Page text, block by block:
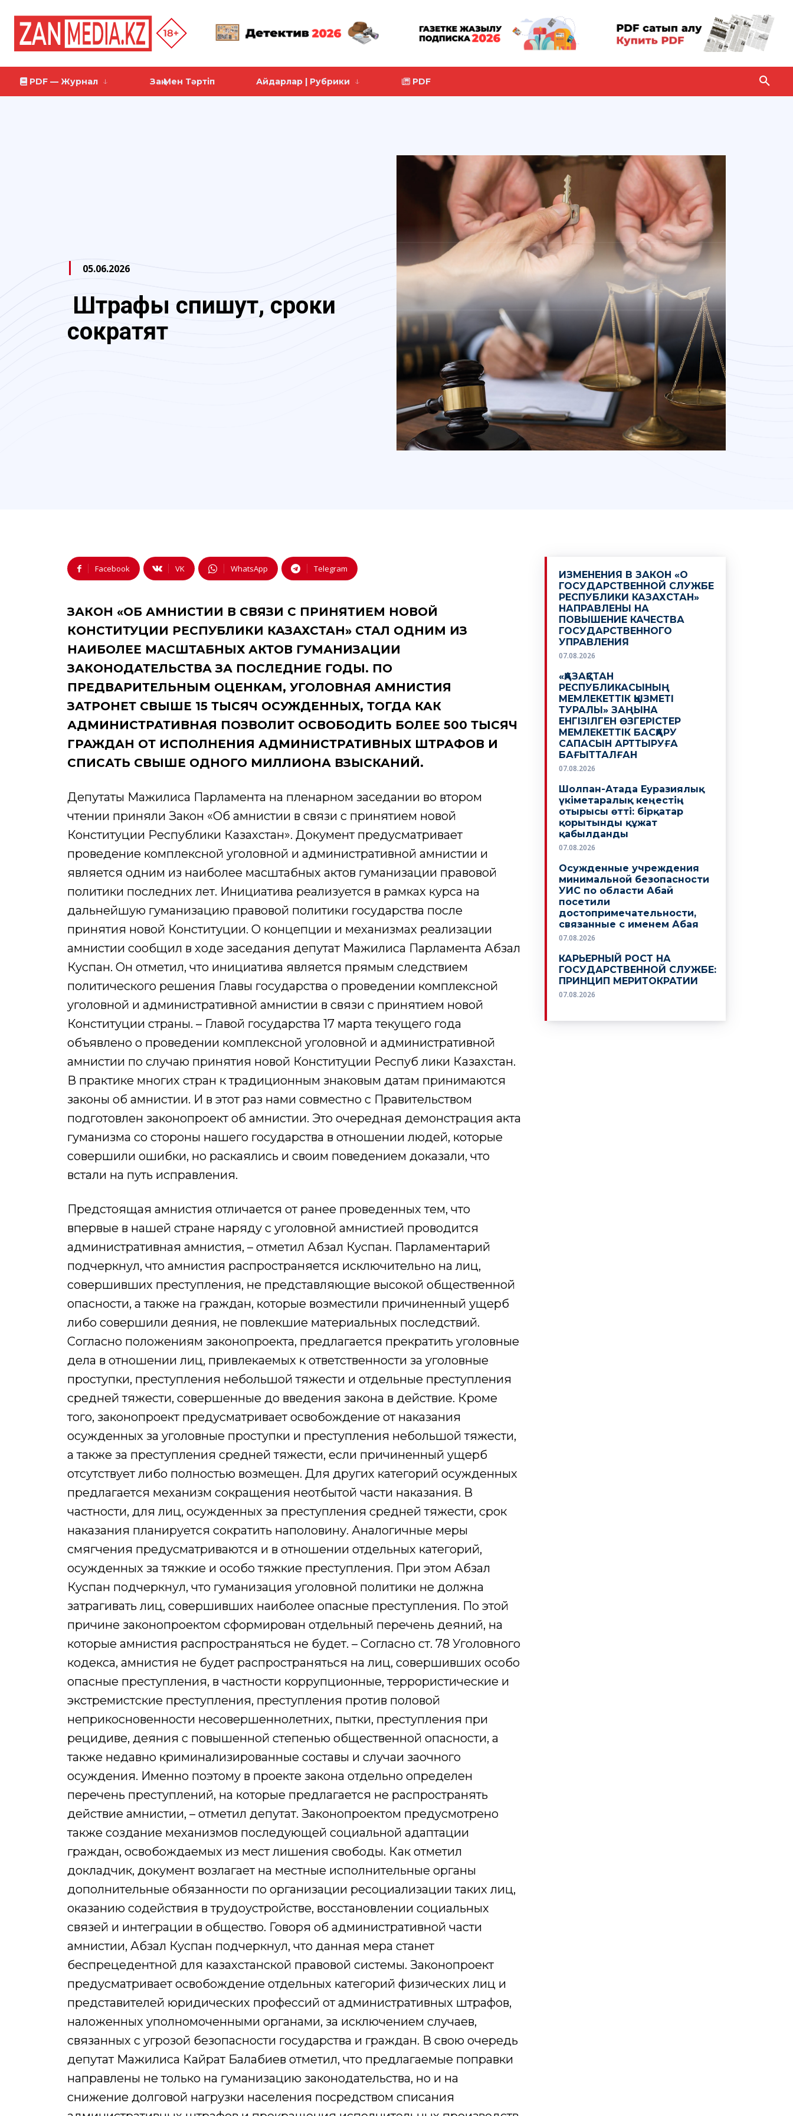
PDF — Журнал Заң Мен Тәртіп Айдарлар | Рубрики PDF
05.06.2026
Штрафы спишут, сроки
сократят
Facebook VK WhatsApp Telegram
ЗАКОН «ОБ АМНИСТИИ В СВЯЗИ С ПРИНЯТИЕМ НОВОЙ
КОНСТИТУЦИИ РЕСПУБЛИКИ КАЗАХСТАН» СТАЛ ОДНИМ ИЗ
НАИБОЛЕЕ МАСШТАБНЫХ АКТОВ ГУМАНИЗАЦИИ
ЗАКОНОДАТЕЛЬСТВА ЗА ПОСЛЕДНИЕ ГОДЫ. ПО
ПРЕДВАРИТЕЛЬНЫМ ОЦЕНКАМ, УГОЛОВНАЯ АМНИСТИЯ
ЗАТРОНЕТ СВЫШЕ 15 ТЫСЯЧ ОСУЖДЕННЫХ, ТОГДА КАК
АДМИНИСТРАТИВНАЯ ПОЗВОЛИТ ОСВОБОДИТЬ БОЛЕЕ 500 ТЫСЯЧ
ГРАЖДАН ОТ ИСПОЛНЕНИЯ АДМИНИСТРАТИВНЫХ ШТРАФОВ И
СПИСАТЬ СВЫШЕ ОДНОГО МИЛЛИОНА ВЗЫСКАНИЙ.
Депутаты Мажилиса Парламента на пленарном заседании во втором
чтении приняли Закон «Об амнистии в связи с принятием новой
Конституции Республики Казахстан». Документ предусматривает
проведение комплексной уголовной и административной амнистии и
является одним из наиболее масштабных актов гуманизации правовой
политики последних лет. Инициатива реализуется в рамках курса на
дальнейшую гуманизацию правовой политики государства после
принятия новой Конституции. О концепции и механизмах реализации
амнистии сообщил в ходе заседания депутат Мажилиса Парламента Абзал
Куспан. Он отметил, что инициатива является прямым следствием
политического решения Главы государства о проведении комплексной
уголовной и административной амнистии в связи с принятием новой
Конституции страны. – Главой государства 17 марта текущего года
объявлено о проведении комплексной уголовной и административной
амнистии по случаю принятия новой Конституции Респуб лики Казахстан.
В практике многих стран к традиционным знаковым датам принимаются
законы об амнистии. И в этот раз нами совместно с Правительством
подготовлен законопроект об амнистии. Это очередная демонстрация акта
гуманизма со стороны нашего государства в отношении людей, которые
совершили ошибки, но раскаялись и своим поведением доказали, что
встали на путь исправления.
Предстоящая амнистия отличается от ранее проведенных тем, что
впервые в нашей стране наряду с уголовной амнистией проводится
административная амнистия, – отметил Абзал Куспан. Парламентарий
подчеркнул, что амнистия распространяется исключительно на лиц,
совершивших преступления, не представляющие высокой общественной
опасности, а также на граждан, которые возместили причиненный ущерб
либо совершили деяния, не повлекшие материальных последствий.
Согласно положениям законопроекта, предлагается прекратить уголовные
дела в отношении лиц, привлекаемых к ответственности за уголовные
проступки, преступления небольшой тяжести и отдельные преступления
средней тяжести, совершенные до введения закона в действие. Кроме
того, законопроект предусматривает освобождение от наказания
осужденных за уголовные проступки и преступления небольшой тяжести,
а также за преступления средней тяжести, если причиненный ущерб
отсутствует либо полностью возмещен. Для других категорий осужденных
предлагается механизм сокращения неотбытой части наказания. В
частности, для лиц, осужденных за преступления средней тяжести, срок
наказания планируется сократить наполовину. Аналогичные меры
смягчения предусматриваются и в отношении отдельных категорий,
осужденных за тяжкие и особо тяжкие преступления. При этом Абзал
Куспан подчеркнул, что гуманизация уголовной политики не должна
затрагивать лиц, совершивших наиболее опасные преступления. По этой
причине законопроектом сформирован отдельный перечень деяний, на
которые амнистия распространяться не будет. – Согласно ст. 78 Уголовного
кодекса, амнистия не будет распространяться на лиц, совершивших особо
опасные преступления, в частности коррупционные, террористические и
экстремистские преступления, преступления против половой
неприкосновенности несовершеннолетних, пытки, преступления при
рецидиве, деяния с повышенной степенью общественной опасности, а
также недавно криминализированные составы и случаи заочного
осуждения. Именно поэтому в проекте закона отдельно определен
перечень преступлений, на которые предлагается не распространять
действие амнистии, – отметил депутат. Законопроектом предусмотрено
также создание механизмов последующей социальной адаптации
граждан, освобождаемых из мест лишения свободы. Как отметил
докладчик, документ возлагает на местные исполнительные органы
дополнительные обязанности по организации ресоциализации таких лиц,
оказанию содействия в трудоустройстве, восстановлении социальных
связей и интеграции в общество. Говоря об административной части
амнистии, Абзал Куспан подчеркнул, что данная мера станет
беспрецедентной для казахстанской правовой системы. Законопроект
предусматривает освобождение отдельных категорий физических лиц и
представителей юридических профессий от административных штрафов,
наложенных уполномоченными органами, за исключением случаев,
связанных с угрозой безопасности государства и граждан. В свою очередь
депутат Мажилиса Кайрат Балабиев отметил, что предлагаемые поправки
направлены не только на гуманизацию законодательства, но и на
снижение долговой нагрузки населения посредством списания
ИЗМЕНЕНИЯ В ЗАКОН «О
ГОСУДАРСТВЕННОЙ СЛУЖБЕ
РЕСПУБЛИКИ КАЗАХСТАН»
НАПРАВЛЕНЫ НА
ПОВЫШЕНИЕ КАЧЕСТВА
ГОСУДАРСТВЕННОГО
УПРАВЛЕНИЯ
07.08.2026
«ҚАЗАҚСТАН
РЕСПУБЛИКАСЫНЫҢ
МЕМЛЕКЕТТІК ҚЫЗМЕТІ
ТУРАЛЫ» ЗАҢЫНА
ЕНГІЗІЛГЕН ӨЗГЕРІСТЕР
МЕМЛЕКЕТТІК БАСҚАРУ
САПАСЫН АРТТЫРУҒА
БАҒЫТТАЛҒАН
07.08.2026
Шолпан-Атада Еуразиялық
үкіметаралық кеңестің
отырысы өтті: бірқатар
қорытынды құжат
қабылданды
07.08.2026
Осужденные учреждения
минимальной безопасности
УИС по области Абай
посетили
достопримечательности,
связанные с именем Абая
07.08.2026
КАРЬЕРНЫЙ РОСТ НА
ГОСУДАРСТВЕННОЙ СЛУЖБЕ:
ПРИНЦИП МЕРИТОКРАТИИ
07.08.2026